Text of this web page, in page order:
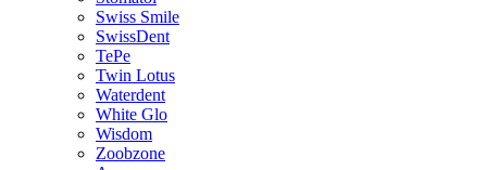
Swiss Smile
SwissDent
TePe
Twin Lotus
Waterdent
White Glo
Wisdom
Zoobzone